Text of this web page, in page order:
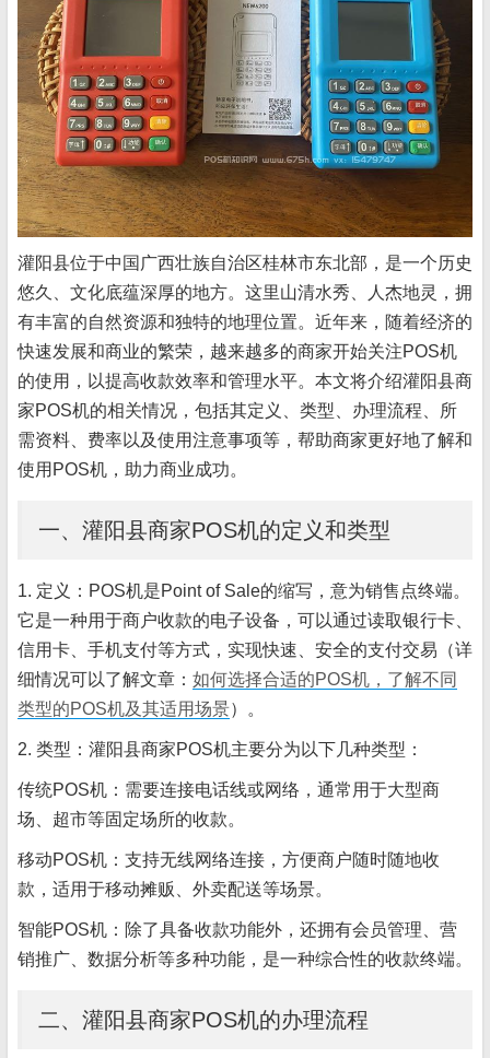
灌阳县位于中国广西壮族自治区桂林市东北部，是一个历史
悠久、文化底蕴深厚的地方。这里山清水秀、人杰地灵，拥
有丰富的自然资源和独特的地理位置。近年来，随着经济的
快速发展和商业的繁荣，越来越多的商家开始关注POS机
的使用，以提高收款效率和管理水平。本文将介绍灌阳县商
家POS机的相关情况，包括其定义、类型、办理流程、所
需资料、费率以及使用注意事项等，帮助商家更好地了解和
使用POS机，助力商业成功。
一、灌阳县商家POS机的定义和类型
1. 定义：POS机是Point of Sale的缩写，意为销售点终端。
它是一种用于商户收款的电子设备，可以通过读取银行卡、
信用卡、手机支付等方式，实现快速、安全的支付交易（详
细情况可以了解文章： 如何选择合适的POS机，了解不同
类型的POS机及其适用场景） 。
2. 类型：灌阳县商家POS机主要分为以下几种类型：
传统POS机：需要连接电话线或网络，通常用于大型商
场、超市等固定场所的收款。
移动POS机：支持无线网络连接，方便商户随时随地收
款，适用于移动摊贩、外卖配送等场景。
智能POS机：除了具备收款功能外，还拥有会员管理、营
销推广、数据分析等多种功能，是一种综合性的收款终端。
二、灌阳县商家POS机的办理流程